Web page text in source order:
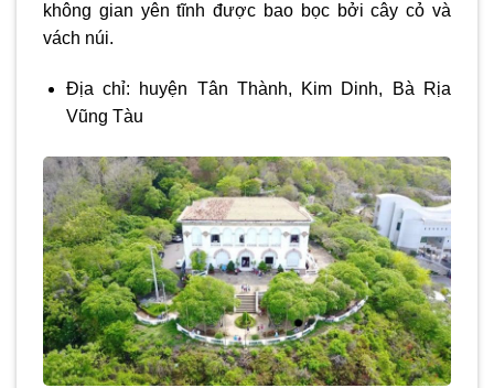
không gian yên tĩnh được bao bọc bởi cây cỏ và
vách núi.
Địa chỉ: huyện Tân Thành, Kim Dinh, Bà Rịa
Vũng Tàu